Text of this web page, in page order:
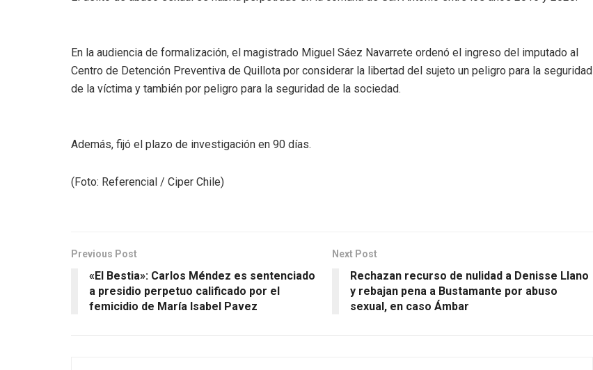
En la audiencia de formalización, el magistrado Miguel Sáez Navarrete ordenó el ingreso del imputado al
Centro de Detención Preventiva de Quillota por considerar la libertad del sujeto un peligro para la seguridad
de la víctima y también por peligro para la seguridad de la sociedad.
Además, fijó el plazo de investigación en 90 días.
(Foto: Referencial / Ciper Chile)
Previous Post
«El Bestia»: Carlos Méndez es sentenciado
a presidio perpetuo calificado por el
femicidio de María Isabel Pavez
Next Post
Rechazan recurso de nulidad a Denisse Llano
y rebajan pena a Bustamante por abuso
sexual, en caso Ámbar